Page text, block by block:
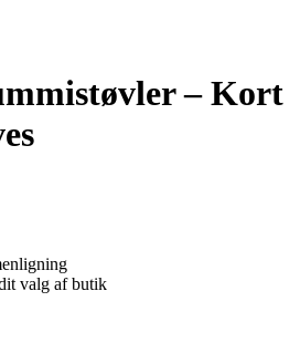
– Kort
valg af butik